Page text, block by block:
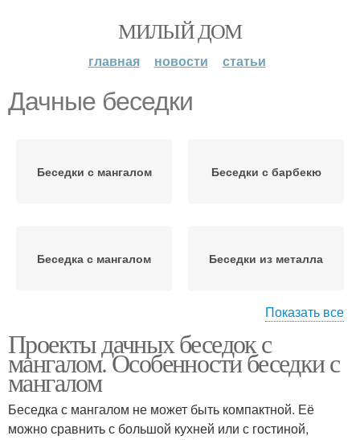
МИЛЫЙ ДОМ
главная новости статьи
Дачные беседки
Беседки с мангалом Беседки с барбекю
Беседка с мангалом Беседки из металла
Беседки из дерева Беседки на даче
Беседка для дачи
Показать все
Проекты дачных беседок с
мангалом. Особенности беседки с
мангалом
Беседка с мангалом не может быть компактной. Её
можно сравнить с большой кухней или с гостиной,